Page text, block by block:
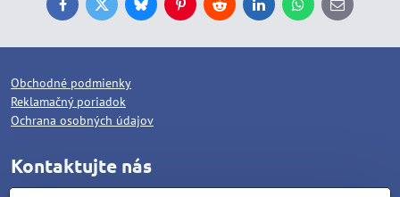
FacebookTwitterBlueskyPinterestReddit LinkedInWhatsApp
E-
mail
Obchodné podmienky
Reklamačný poriadok
Ochrana osobných údajov
Kontaktujte nás